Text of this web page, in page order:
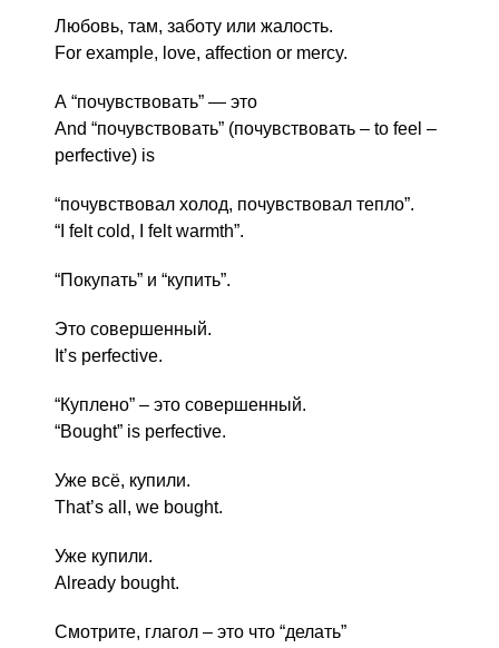
Любовь, там, заботу или жалость.
For example, love, affection or mercy.
А “почувствовать” — это
And “почувствовать” (почувствовать – to feel –
perfective) is
“почувствовал холод, почувствовал тепло”.
“I felt cold, I felt warmth”.
“Покупать” и “купить”.
Это совершенный.
It’s perfective.
“Куплено” – это совершенный.
“Bought” is perfective.
Уже всё, купили.
That’s all, we bought.
Уже купили.
Already bought.
Смотрите, глагол – это что “делать”